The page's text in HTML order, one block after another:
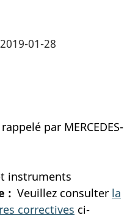
2019-01-28
par MERCEDES-
instruments
Veuillez consulter la
correctives ci-